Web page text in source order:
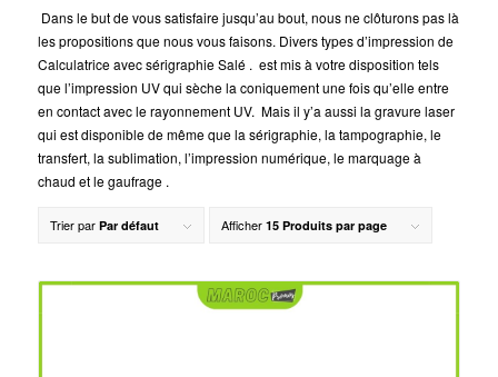
Dans le but de vous satisfaire jusqu’au bout, nous ne clôturons pas là
les propositions que nous vous faisons. Divers types d’impression de
Calculatrice avec sérigraphie Salé . est mis à votre disposition tels
que l’impression UV qui sèche la coniquement une fois qu’elle entre
en contact avec le rayonnement UV. Mais il y’a aussi la gravure laser
qui est disponible de même que la sérigraphie, la tampographie, le
transfert, la sublimation, l’impression numérique, le marquage à
chaud et le gaufrage .
Trier par Par défaut Afficher 15 Produits par page